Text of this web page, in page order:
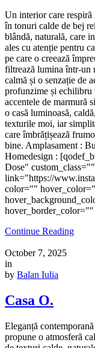
Un interior care
în tonuri calde de bej
blândă, naturală, care
ales cu atenție pentru
pe care o creează
filtrează lumina într-un
calmă și o senzație de
profunzime și echilibru
accentele de marmură
o casă luminoasă,
texturile moi, iar
care îmbrățișează
bine. Amplasament :
Homedesign :
Dose"
link="https://
color=""
Continue Reading
October 7, 2025
in
by Balan Iulia
Casa O.
Eleganță
propune o atmosferă